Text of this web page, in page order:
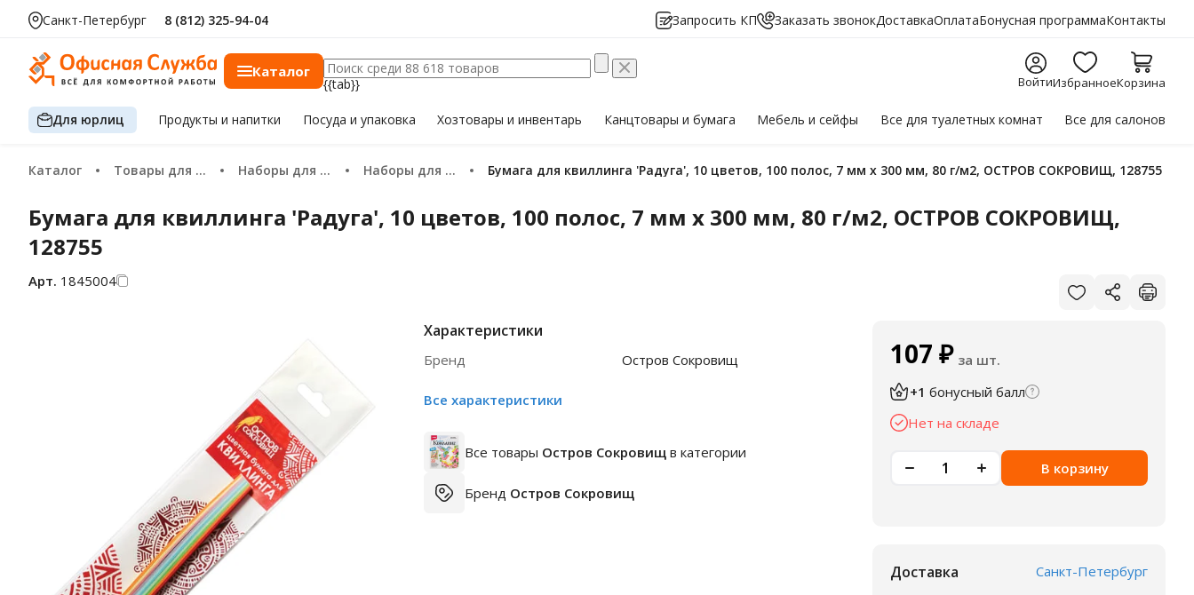
Санкт-Петербург 8 (812) 325-94-04 Запросить КП Заказать звонокДоставкаОплатаБонусная программаКонтакты
Каталог
{{tab}} ВойтиИзбранноеКорзина
Для юрлиц Продуктыи напитки Посуда и упаковка Хозтоварыи инвентарь Канцтовары и бумага Мебельи сейфы Все для туалетных комнат Все для салонов
Каталог Товары для хобби и творчества Наборы для творчества Наборы для квиллинга Бумага для квиллинга 'Радуга', 10 цветов, 100 полос, 7 мм х 300 мм, 80 г/м2, ОСТРОВ СОКРОВИЩ, 128755
Бумага для квиллинга 'Радуга', 10 цветов, 100 полос, 7 мм х 300 мм, 80 г/м2, ОСТРОВ СОКРОВИЩ,
128755
Арт. 1845004
Характеристики
Бренд Остров Сокровищ
Все характеристики
Все товары Остров Сокровищ в категории
Бренд Остров Сокровищ
107 ₽ за шт.
+1 бонусный балл
Нет на складе
В корзину
Доставка Санкт-Петербург